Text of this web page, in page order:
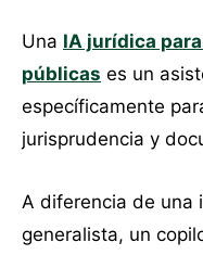
Una IA jurídica
públicas es un
específicamente
jurisprudencia y
A diferencia de una
generalista, un